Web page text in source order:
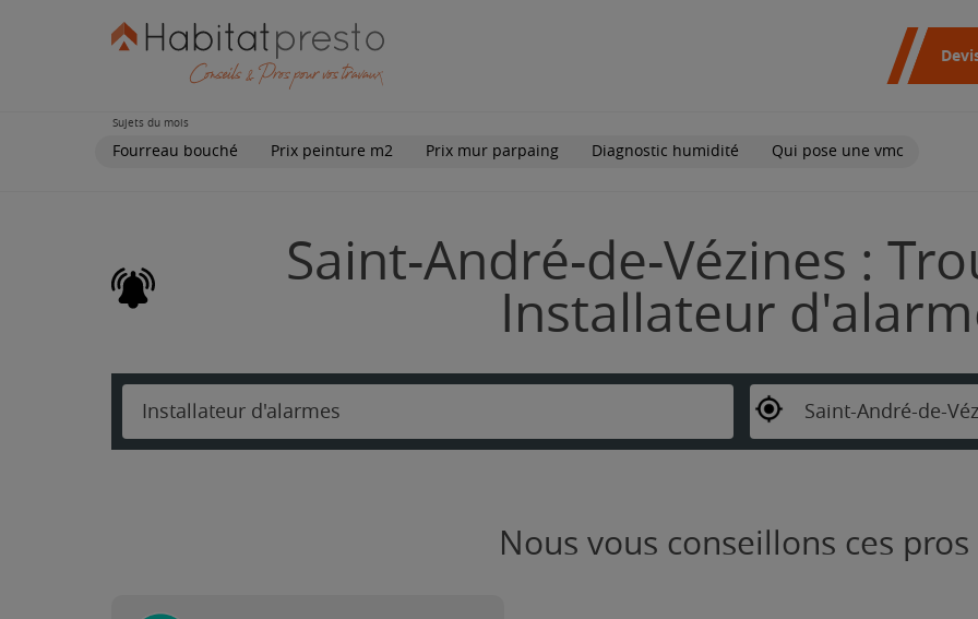
Sujets du mois
Fourreau bouché Prix peinture m2 Prix mur parpaing Diagnostic humidité Qui pose une vmc
Saint-André-de-Vézines :
Installateur
Installateur d'alarmes Saint-André-de-
Nous vous conseillons ces pros